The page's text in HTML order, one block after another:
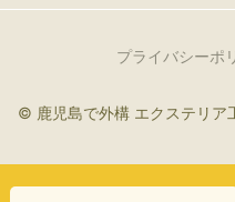
プライバシーポ
© 鹿児島で外構 エクステリア